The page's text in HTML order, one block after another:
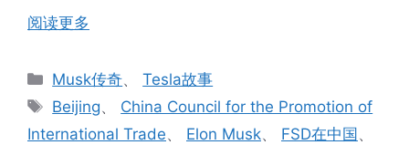
阅读更多
分
类
Musk传奇、Tesla故事
标
签
Beijing、 China Council for the Promotion of
International Trade、 Elon Musk、 FSD在中国 、